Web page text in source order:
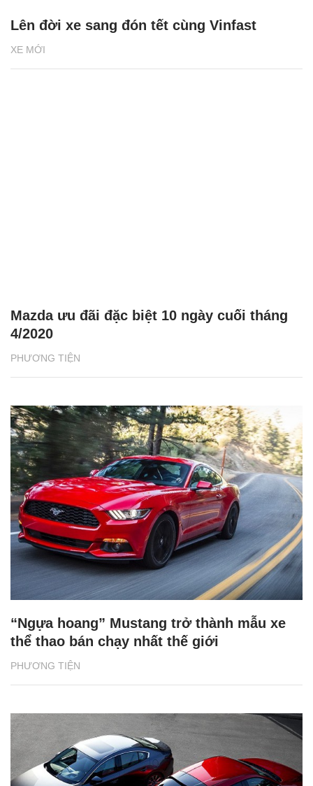
XE MỚI
Lên đời xe sang đón tết cùng Vinfast
PHƯƠNG TIỆN
Mazda ưu đãi đặc biệt 10 ngày cuối tháng
4/2020
PHƯƠNG TIỆN
“Ngựa hoang” Mustang trở thành mẫu xe
thể thao bán chạy nhất thế giới